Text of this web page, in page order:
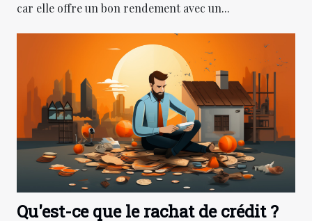
car elle offre un bon rendement avec un...
Qu'est-ce que le rachat de crédit ?